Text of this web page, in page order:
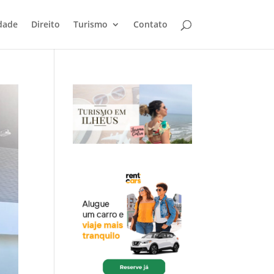
Direito Turismo Contato